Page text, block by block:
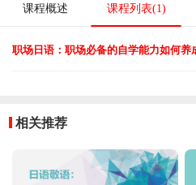
课程概述 课程列表(1)
职场日语：职场必备的自学能力如何养
相关推荐